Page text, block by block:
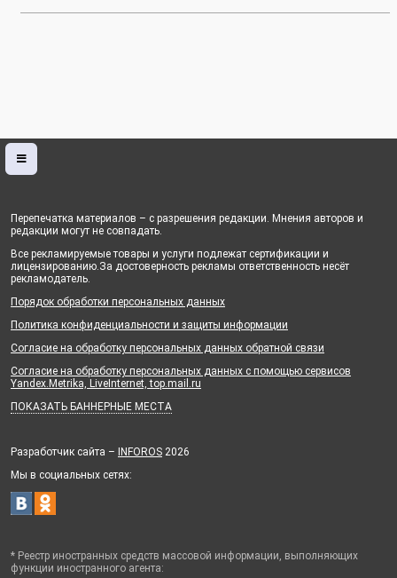
Перепечатка материалов – с разрешения редакции. Мнения авторов и
редакции могут не совпадать.
Все рекламируемые товары и услуги подлежат сертификации и
лицензированию.За достоверность рекламы ответственность несёт
рекламодатель.
Порядок обработки персональных данных
Политика конфиденциальности и защиты информации
Согласие на обработку персональных данных обратной связи
Согласие на обработку персональных данных с помощью сервисов
Yandex.Metrika, LiveInternet, top.mail.ru
ПОКАЗАТЬ БАННЕРНЫЕ МЕСТА
Разработчик сайта – INFOROS 2026
Мы в социальных сетях:
* Реестр иностранных средств массовой информации, выполняющих
функции иностранного агента: